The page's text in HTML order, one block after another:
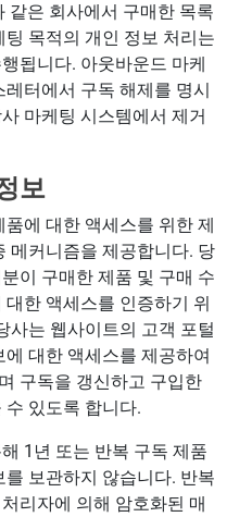
같은 회사에서 구매한 목록
목적의 개인 정보 처리는
됩니다. 아웃바운드 마케
터에서 구독 해제를 명시
마케팅 시스템에서 제거
보
에 대한 액세스를 위한 제
메커니즘을 제공합니다. 당
이 구매한 제품 및 구매 수
한 액세스를 인증하기 위
사는 웹사이트의 고객 포털
대한 액세스를 제공하여
구독을 갱신하고 구입한
있도록 합니다.
1년 또는 반복 구독 제품
보관하지 않습니다. 반복
리자에 의해 암호화된 매